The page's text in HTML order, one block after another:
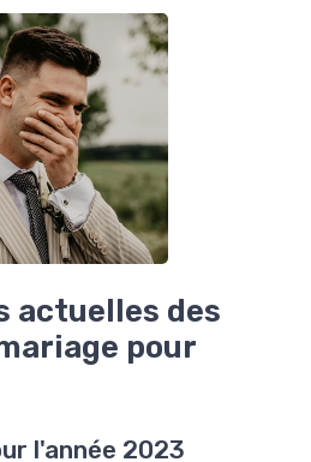
actuelles des
pour
l'année 2023